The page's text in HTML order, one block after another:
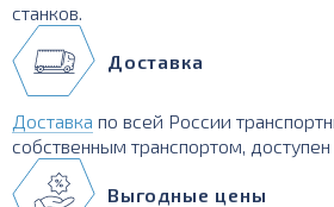
станков.
Доставка
Доставка по всей России
собственным транспортом,
Выгодные цены